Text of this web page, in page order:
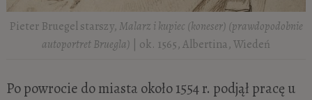
Pieter Bruegel starszy, Malarz i kupiec (koneser) (prawdopodobnie
autoportret Bruegla) | ok. 1565, Albertina, Wiedeń
Po powrocie do miasta około 1554 r. podjął pracę u